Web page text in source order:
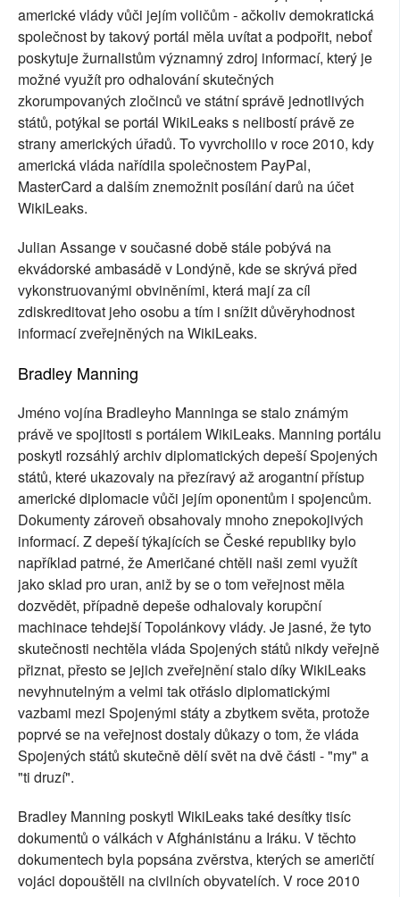
americké vlády vůči jejím voličům - ačkoliv demokratická
společnost by takový portál měla uvítat a podpořit, neboť
poskytuje žurnalistům významný zdroj informací, který je
možné využít pro odhalování skutečných
zkorumpovaných zločinců ve státní správě jednotlivých
států, potýkal se portál WikiLeaks s nelibostí právě ze
strany amerických úřadů. To vyvrcholilo v roce 2010, kdy
americká vláda nařídila společnostem PayPal,
MasterCard a dalším znemožnit posílání darů na účet
WikiLeaks.
Julian Assange v současné době stále pobývá na
ekvádorské ambasádě v Londýně, kde se skrývá před
vykonstruovanými obviněními, která mají za cíl
zdiskreditovat jeho osobu a tím i snížit důvěryhodnost
informací zveřejněných na WikiLeaks.
Bradley Manning
Jméno vojína Bradleyho Manninga se stalo známým
právě ve spojitosti s portálem WikiLeaks. Manning portálu
poskytl rozsáhlý archiv diplomatických depeší Spojených
států, které ukazovaly na přezíravý až arogantní přístup
americké diplomacie vůči jejím oponentům i spojencům.
Dokumenty zároveň obsahovaly mnoho znepokojivých
informací. Z depeší týkajících se České republiky bylo
například patrné, že Američané chtěli naši zemi využít
jako sklad pro uran, aniž by se o tom veřejnost měla
dozvědět, případně depeše odhalovaly korupční
machinace tehdejší Topolánkovy vlády. Je jasné, že tyto
skutečnosti nechtěla vláda Spojených států nikdy veřejně
přiznat, přesto se jejich zveřejnění stalo díky WikiLeaks
nevyhnutelným a velmi tak otřáslo diplomatickými
vazbami mezi Spojenými státy a zbytkem světa, protože
poprvé se na veřejnost dostaly důkazy o tom, že vláda
Spojených států skutečně dělí svět na dvě části - "my" a
"ti druzí".
Bradley Manning poskytl WikiLeaks také desítky tisíc
dokumentů o válkách v Afghánistánu a Iráku. V těchto
dokumentech byla popsána zvěrstva, kterých se američtí
vojáci dopouštěli na civilních obyvatelích. V roce 2010